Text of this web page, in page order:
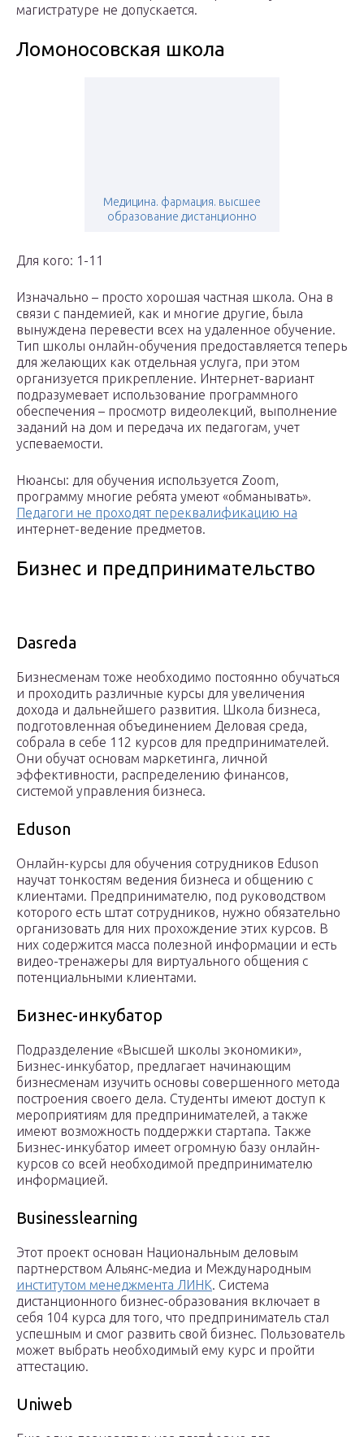
магистратуре не допускается.
Ломоносовская школа
Медицина. фармация. высшее
образование дистанционно
Для кого: 1-11
Изначально – просто хорошая частная школа. Она в
связи с пандемией, как и многие другие, была
вынуждена перевести всех на удаленное обучение.
Тип школы онлайн-обучения предоставляется теперь
для желающих как отдельная услуга, при этом
организуется прикрепление. Интернет-вариант
подразумевает использование программного
обеспечения – просмотр видеолекций, выполнение
заданий на дом и передача их педагогам, учет
успеваемости.
Нюансы: для обучения используется Zoom,
программу многие ребята умеют «обманывать».
Педагоги не проходят переквалификацию на
интернет-ведение предметов.
Бизнес и предпринимательство
Dasreda
Бизнесменам тоже необходимо постоянно обучаться
и проходить различные курсы для увеличения
дохода и дальнейшего развития. Школа бизнеса,
подготовленная объединением Деловая среда,
собрала в себе 112 курсов для предпринимателей.
Они обучат основам маркетинга, личной
эффективности, распределению финансов,
системой управления бизнеса.
Eduson
Онлайн-курсы для обучения сотрудников Eduson
научат тонкостям ведения бизнеса и общению с
клиентами. Предпринимателю, под руководством
которого есть штат сотрудников, нужно обязательно
организовать для них прохождение этих курсов. В
них содержится масса полезной информации и есть
видео-тренажеры для виртуального общения с
потенциальными клиентами.
Бизнес-инкубатор
Подразделение «Высшей школы экономики»,
Бизнес-инкубатор, предлагает начинающим
бизнесменам изучить основы совершенного метода
построения своего дела. Студенты имеют доступ к
мероприятиям для предпринимателей, а также
имеют возможность поддержки стартапа. Также
Бизнес-инкубатор имеет огромную базу онлайн-
курсов со всей необходимой предпринимателю
информацией.
Businesslearning
Этот проект основан Национальным деловым
партнерством Альянс-медиа и Международным
институтом менеджмента ЛИНК. Система
дистанционного бизнес-образования включает в
себя 104 курса для того, что предприниматель стал
успешным и смог развить свой бизнес. Пользователь
может выбрать необходимый ему курс и пройти
аттестацию.
Uniweb